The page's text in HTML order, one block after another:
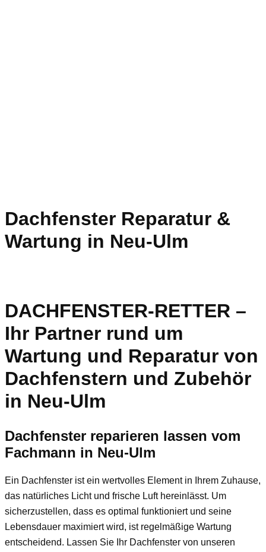
Dachfenster Reparatur &
Wartung in Neu-Ulm
DACHFENSTER-RETTER –
Ihr Partner rund um
Wartung und Reparatur von
Dachfenstern und Zubehör
in Neu-Ulm
Dachfenster reparieren lassen vom
Fachmann in Neu-Ulm
Ein Dachfenster ist ein wertvolles Element in Ihrem Zuhause,
das natürliches Licht und frische Luft hereinlässt. Um
sicherzustellen, dass es optimal funktioniert und seine
Lebensdauer maximiert wird, ist regelmäßige Wartung
entscheidend. Lassen Sie Ihr Dachfenster von unseren